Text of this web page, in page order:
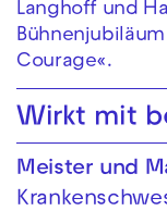
Langhoff und
Courage«.
Wirkt mit
Meister und